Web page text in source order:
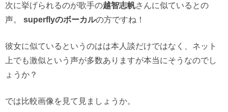
次に挙げられるのが歌手の越智志帆さんに似ているとの
声。
superflyのボーカルの方ですね！
彼女に似ているというのはは本人談だけではなく、ネット
上でも激似という声が多数ありますが本当にそうなのでし
ょうか？
では比較画像を見て見ましょうか。